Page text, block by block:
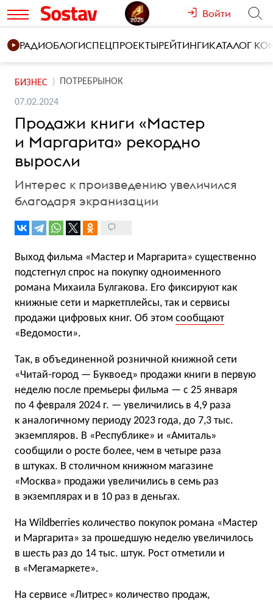
Войти
РАДИОБЛОГИСПЕЦПРОЕКТЫРЕЙТИНГИКАТАЛОГ
БИЗНЕС ПОТРЕБРЫНОК
07.02.2024
Продажи книги «Мастер
и Маргарита» рекордно
выросли
Интерес к произведению увеличился
благодаря экранизации
Выход фильма «Мастер и Маргарита» существенно
подстегнул спрос на покупку одноименного
романа Михаила Булгакова. Его фиксируют как
книжные сети и маркетплейсы, так и сервисы
продажи цифровых книг. Об этом сообщают
«Ведомости».
Так, в объединенной розничной книжной сети
«Читай-город — Буквоед» продажи книги в первую
неделю после премьеры фильма — с 25 января
по 4 февраля 2024 г. — увеличились в 4,9 раза
к аналогичному периоду 2023 года, до 7,3 тыс.
экземпляров. В «Республике» и «Амиталь»
сообщили о росте более, чем в четыре раза
в штуках. В столичном книжном магазине
«Москва» продажи увеличились в семь раз
в экземплярах и в 10 раз в деньгах.
На Wildberries количество покупок романа «Мастер
и Маргарита» за прошедшую неделю увеличилось
в шесть раз до 14 тыс. штук. Рост отметили и
в «Мегамаркете».
На сервисе «Литрес» количество продаж,